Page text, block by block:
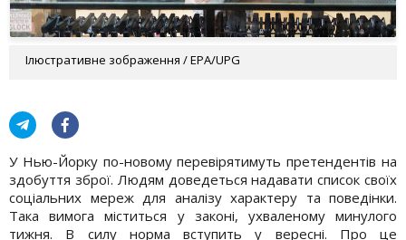
Ілюстративне зображення / EPA/UPG
У Нью-Йорку по-новому перевірятимуть претендентів на
здобуття зброї. Людям доведеться надавати список своїх
соціальних мереж для аналізу характеру та поведінки.
Така вимога міститься у законі, ухваленому минулого
тижня. В силу норма вступить у вересні. Про це